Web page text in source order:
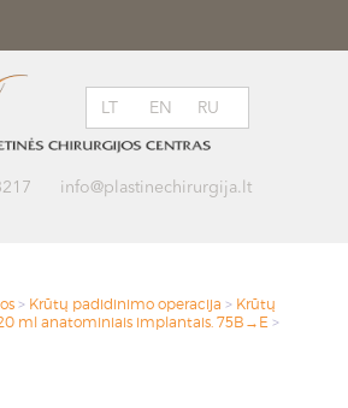
info@plastinechirurgija.lt
LT EN RU
> Krūtų padidinimo operacija > Krūtų
ml anatominiais implantais. 75B→E >